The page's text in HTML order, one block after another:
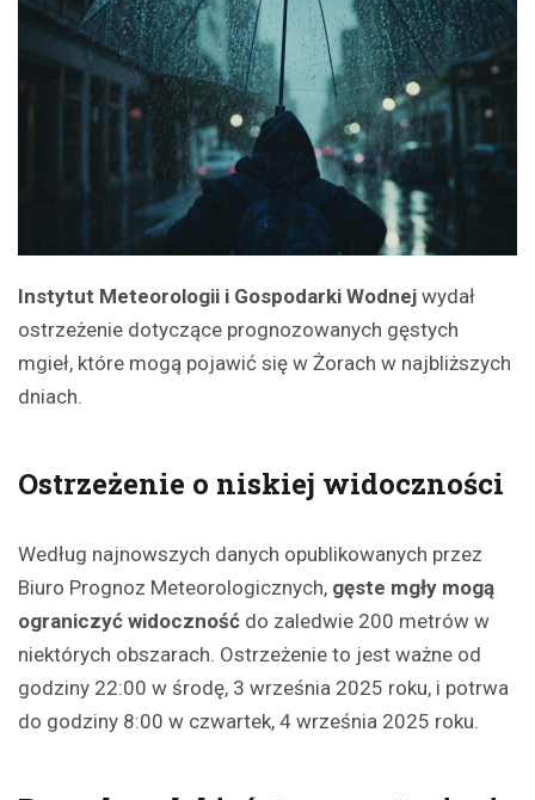
Instytut Meteorologii i Gospodarki Wodnej wydał
ostrzeżenie dotyczące prognozowanych gęstych
mgieł, które mogą pojawić się w Żorach w najbliższych
dniach.
Ostrzeżenie o niskiej widoczności
Według najnowszych danych opublikowanych przez
Biuro Prognoz Meteorologicznych, gęste mgły mogą
ograniczyć widoczność do zaledwie 200 metrów w
niektórych obszarach. Ostrzeżenie to jest ważne od
godziny 22:00 w środę, 3 września 2025 roku, i potrwa
do godziny 8:00 w czwartek, 4 września 2025 roku.